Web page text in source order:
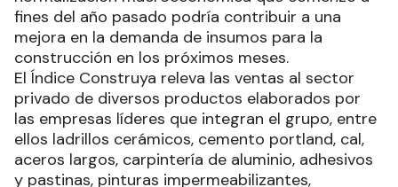
fines del año pasado podría contribuir a una
mejora en la demanda de insumos para la
construcción en los próximos meses.
El Índice Construya releva las ventas al sector
privado de diversos productos elaborados por
las empresas líderes que integran el grupo, entre
ellos ladrillos cerámicos, cemento portland, cal,
aceros largos, carpintería de aluminio, adhesivos
y pastinas, pinturas impermeabilizantes,